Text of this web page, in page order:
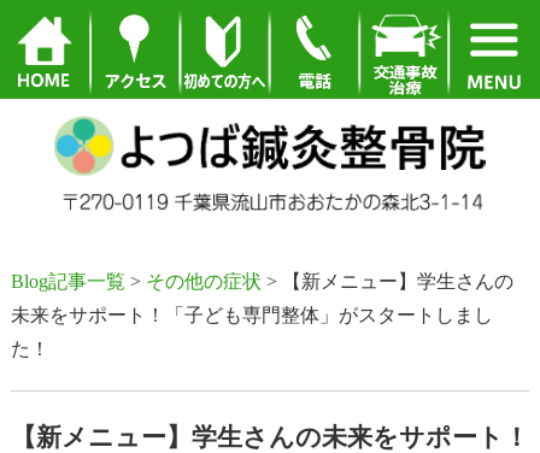
Blog記事一覧 > その他の症状 > 【新メニュー】学生さんの
未来をサポート！「子ども専門整体」がスタートしまし
た！
【新メニュー】学生さんの未来をサポート！